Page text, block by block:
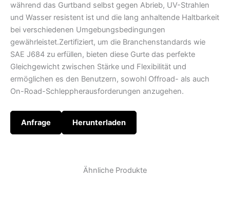
während das Gurtband selbst gegen Abrieb, UV-Strahlen
und Wasser resistent ist und die lang anhaltende Haltbarkeit
bei verschiedenen Umgebungsbedingungen
gewährleistet.Zertifiziert, um die Branchenstandards wie
SAE J684 zu erfüllen, bieten diese Gurte das perfekte
Gleichgewicht zwischen Stärke und Flexibilität und
ermöglichen es den Benutzern, sowohl Offroad- als auch
On-Road-Schleppherausforderungen anzugehen.
Anfrage Herunterladen
Ähnliche Produkte